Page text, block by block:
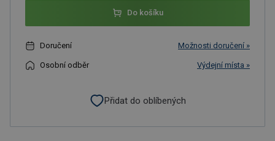
Do košíku
Doručení Možnosti doručení »
Osobní odběr Výdejní místa »
Přidat do oblíbených